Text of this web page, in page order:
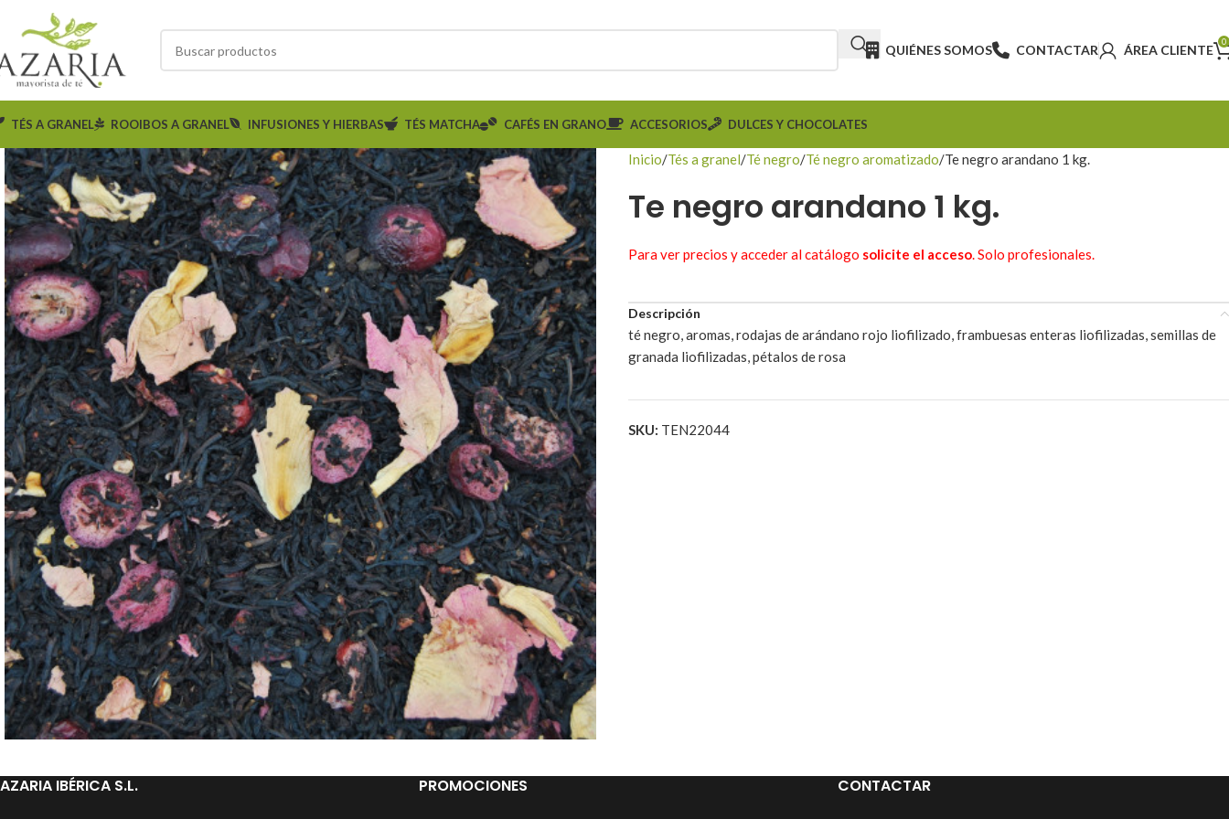
QUIÉNES SOMOS CONTACTAR ÁREA CLIENTE
0
TÉS A GRANEL ROOIBOS A GRANEL INFUSIONES Y HIERBAS TÉS MATCHA CAFÉS EN GRANO ACCESORIOS DULCES Y CHOCOLATES
Inicio Tés a granel Té negro Té negro aromatizado Te negro arandano 1 kg.
Te negro arandano 1 kg.
Para ver precios y acceder al catálogo solicite el acceso. Solo profesionales.
Descripción
té negro, aromas, rodajas de arándano rojo liofilizado, frambuesas enteras liofilizadas, semillas de
granada liofilizadas, pétalos de rosa
SKU: TEN22044
AZARIA IBÉRICA S.L. PROMOCIONES CONTACTAR